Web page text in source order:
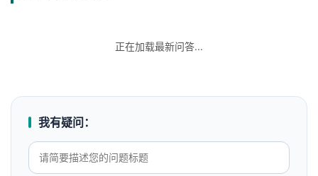
正在加载最新问答...
我有疑问：